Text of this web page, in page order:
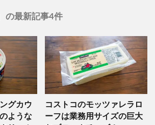
の最新記事4件
グカウ
ような
コストコのモッツァレラロ
ーフは業務用サイズの巨大